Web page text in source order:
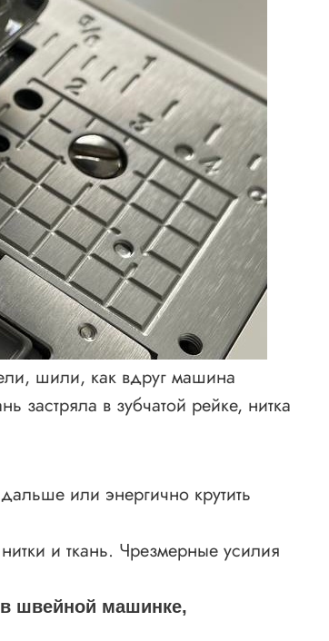
шили, как вдруг машина
застряла в зубчатой рейке, нитка
или энергично крутить
и ткань. Чрезмерные усилия
в швейной машинке,